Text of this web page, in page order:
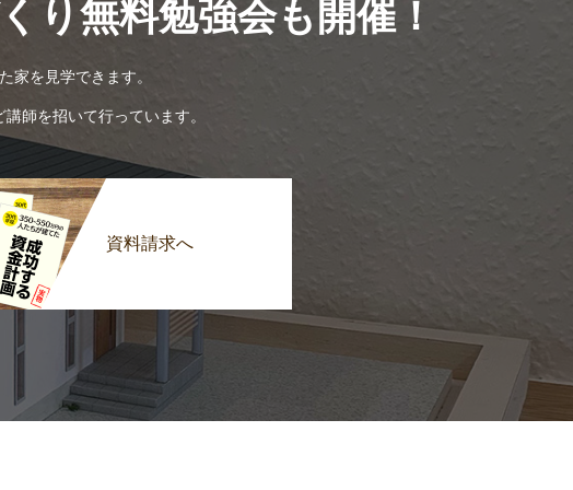
り無料勉強会も開催！
家を見学できます。
師を招いて行っています。
資料請求へ